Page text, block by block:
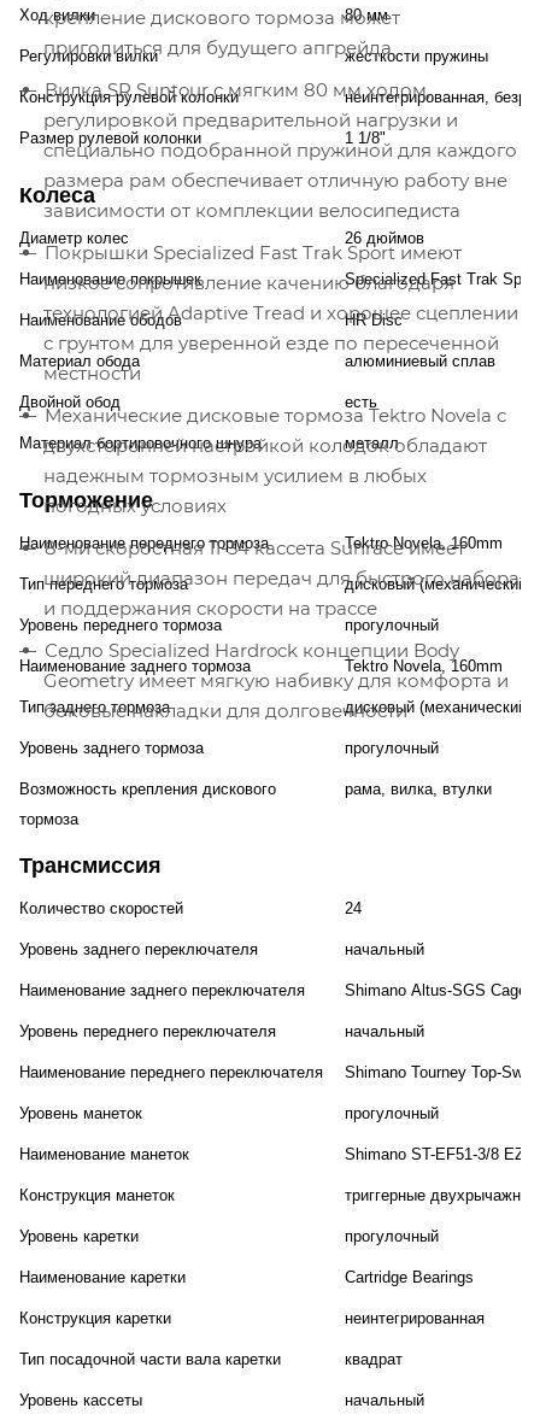
крепление дискового тормоза может
пригодиться для будущего апгрейда
Вилка SR Suntour с мягким 80 мм ходом,
регулировкой предварительной нагрузки и
специально подобранной пружиной для каждого
размера рам обеспечивает отличную работу вне
зависимости от комплекции велосипедиста
Покрышки Specialized Fast Trak Sport имеют
низкое сопротивление качению благодаря
технологией Adaptive Tread и хорошее сцеплении
с грунтом для уверенной езде по пересеченной
местности
Механические дисковые тормоза Tektro Novela с
двухсторонней настройкой колодок обладают
надежным тормозным усилием в любых
погодных условиях
8-ми скоростная 11-34 кассета Sunrace имеет
широкий диапазон передач для быстрого набора
и поддержания скорости на трассе
Седло Specialized Hardrock концепции Body
Geometry имеет мягкую набивку для комфорта и
боковые накладки для долговечности
Ход вилки 80 мм
Регулировки вилки жесткости пружины
Конструкция рулевой колонки неинтегрированная,
Размер рулевой колонки 1 1/8"
Колеса
Диаметр колес 26 дюймов
Наименование покрышек Specialized Fast Trak
Наименование ободов HR Disc
Материал обода алюминиевый сплав
Двойной обод есть
Материал бортировочного шнура металл
Торможение
Наименование переднего тормоза Tektro Novela, 160mm
Тип переднего тормоза дисковый (механический)
Уровень переднего тормоза прогулочный
Наименование заднего тормоза Tektro Novela, 160mm
Тип заднего тормоза дисковый (механический)
Уровень заднего тормоза прогулочный
Возможность крепления дискового
тормоза
рама, вилка, втулки
Трансмиссия
Количество скоростей 24
Уровень заднего переключателя начальный
Наименование заднего переключателя Shimano Altus-SGS Cage
Уровень переднего переключателя начальный
Наименование переднего переключателя Shimano Tourney Top-
Уровень манеток прогулочный
Наименование манеток Shimano ST-EF51-3/8 EZ-
Конструкция манеток триггерные двухрычажные
Уровень каретки прогулочный
Наименование каретки Cartridge Bearings
Конструкция каретки неинтегрированная
Тип посадочной части вала каретки квадрат
Уровень кассеты начальный